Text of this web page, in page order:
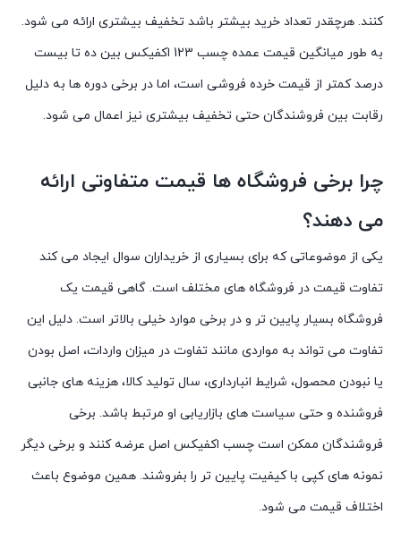
کنند. هرچقدر تعداد خرید بیشتر باشد تخفیف بیشتری ارائه می شود.
به طور میانگین قیمت عمده چسب 123 اکفیکس
بین ده تا بیست
درصد کمتر از قیمت خرده فروشی است، اما در برخی دوره ها به دلیل
رقابت بین فروشندگان حتی تخفیف بیشتری نیز اعمال می شود.
چرا برخی فروشگاه ها قیمت متفاوتی ارائه
می دهند؟
یکی از موضوعاتی که برای بسیاری از خریداران سوال ایجاد می کند
تفاوت قیمت در فروشگاه های مختلف است. گاهی قیمت یک
فروشگاه بسیار پایین تر و در برخی موارد خیلی بالاتر است. دلیل این
تفاوت می تواند به مواردی مانند تفاوت در میزان واردات، اصل بودن
یا نبودن محصول، شرایط انبارداری، سال تولید کالا، هزینه های جانبی
فروشنده و حتی سیاست های بازاریابی او مرتبط باشد. برخی
فروشندگان ممکن است چسب اکفیکس اصل عرضه کنند و برخی دیگر
نمونه های کپی با کیفیت پایین تر را بفروشند. همین موضوع باعث
اختلاف قیمت می شود.